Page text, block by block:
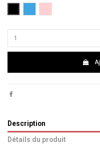
Description
Détails du produit